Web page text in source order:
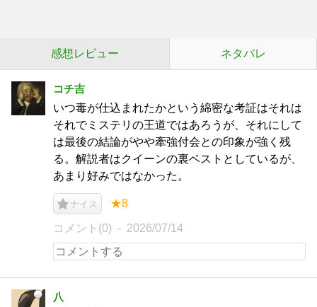
感想レビュー ネタバレ
コチ吉
いつ毒が仕込まれたかという綿密な考証はそれは
それでミステリの王道ではあろうが、それにして
は最後の結論がやや牽強付会との印象が強く残
る。解説者はクイーンの裏ベストとしているが、
あまり好みではなかった。
ナイス ★8
コメント(0) 2026/07/14
八